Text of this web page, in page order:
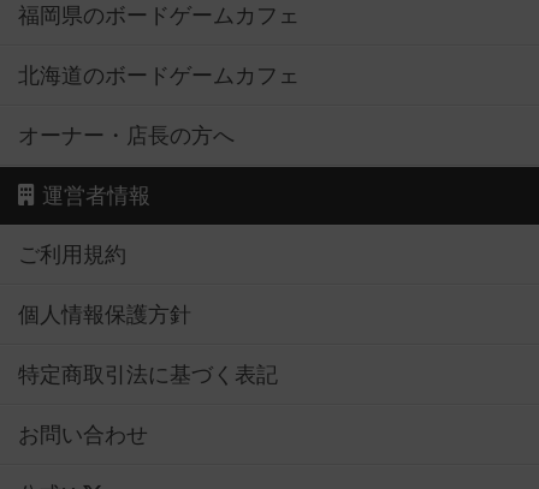
福岡県のボードゲームカフェ
北海道のボードゲームカフェ
オーナー・店長の方へ
運営者情報
ご利用規約
個人情報保護方針
特定商取引法に基づく表記
お問い合わせ